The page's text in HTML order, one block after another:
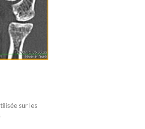
sur les